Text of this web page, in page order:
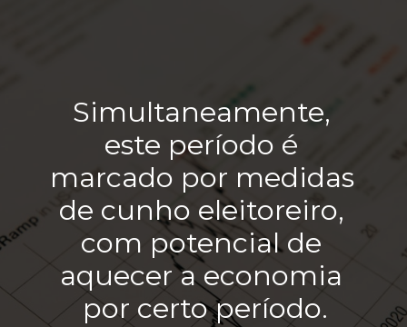
Simultaneamente,
este período é
marcado por medidas
de cunho eleitoreiro,
com potencial de
aquecer a economia
por certo período.